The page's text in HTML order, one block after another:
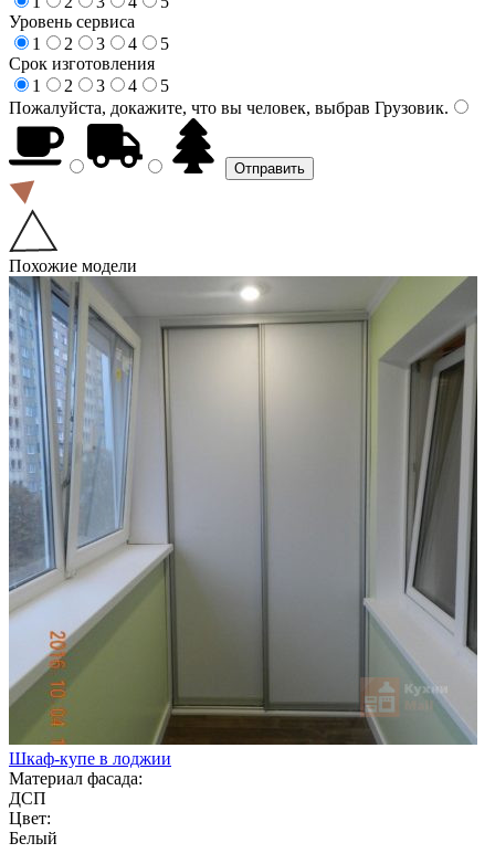
Уровень сервиса
1
2 3 4
5
Срок изготовления
1
2 3 4
5
Пожалуйста, докажите, что вы человек, выбрав Грузовик.
Похожие модели
Шкаф-купе в лоджии
Материал фасада:
ДСП
Цвет:
Белый